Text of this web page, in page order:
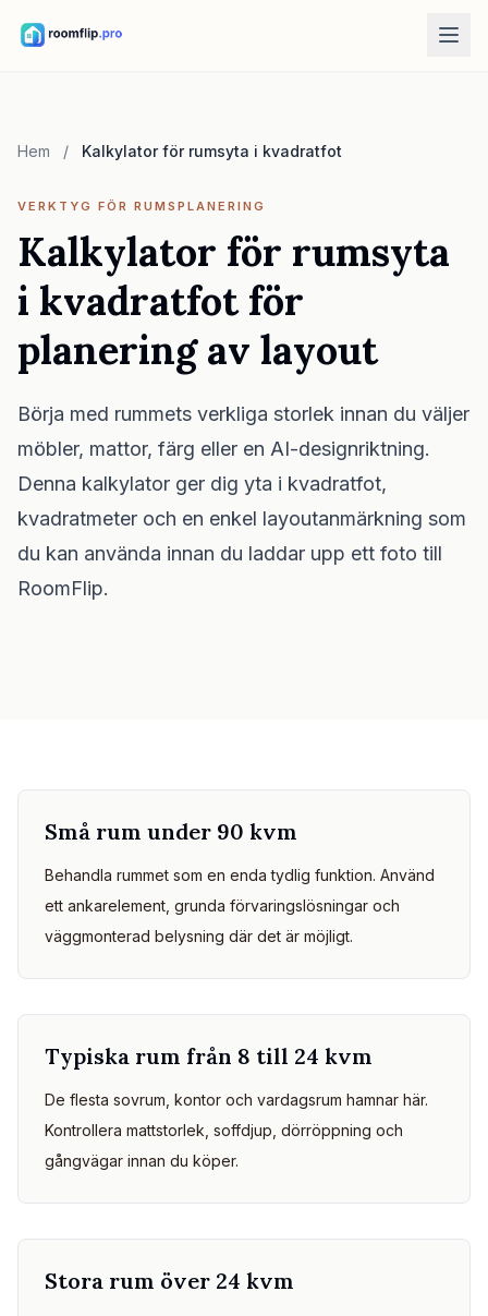
Ladda upp ett rum och skapa en stilriktning.
Möblera om
Prova möbel i rummet
Se hur soffa, stol eller bord ser ut före köp.
Gratis verktyg
Rumsarea-kalkylator
Mattstorleks-kalkylator
Hitta en startstorlek för mattan i rummet.
Kontrollera gångytor innan du köper soffa eller bord.
Små utrymmen
Logga in
Hem / Kalkylator för rumsyta i kvadratfot
VERKTYG FÖR RUMSPLANERING
Kalkylator för rumsyta
i kvadratfot för
planering av layout
Börja med rummets verkliga storlek innan du väljer
möbler, mattor, färg eller en AI-designriktning.
Denna kalkylator ger dig yta i kvadratfot,
kvadratmeter och en enkel layoutanmärkning som
du kan använda innan du laddar upp ett foto till
RoomFlip.
Små rum under 90 kvm
Behandla rummet som en enda tydlig funktion. Använd
ett ankarelement, grunda förvaringslösningar och
väggmonterad belysning där det är möjligt.
Typiska rum från 8 till 24 kvm
De flesta sovrum, kontor och vardagsrum hamnar här.
Kontrollera mattstorlek, soffdjup, dörröppning och
gångvägar innan du köper.
Stora rum över 24 kvm